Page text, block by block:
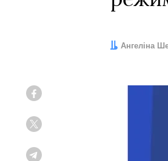
Автор:
Ангеліна